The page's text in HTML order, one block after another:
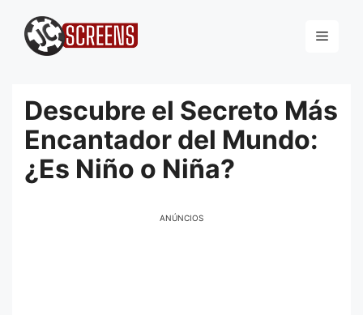
para
Menu
Descubre el Secreto Más
Encantador del Mundo:
¿Es Niño o Niña?
ANÚNCIOS